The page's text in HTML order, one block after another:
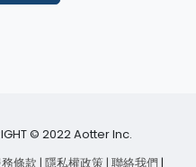
© 2022 Aotter Inc.
條款 | 隱私權政策| 聯絡我們 |